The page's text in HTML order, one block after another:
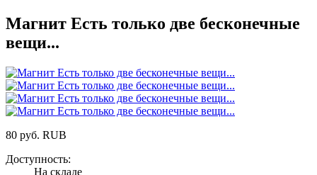
Магнит Есть только две бесконечные
вещи...
80 руб. RUB
Доступность:
На складе